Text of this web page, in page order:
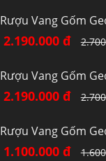
Rượu Vang Gốm
2.190.000 đ
Rượu Vang Gốm
2.190.000 đ
Rượu Vang Gốm
1.100.000 đ